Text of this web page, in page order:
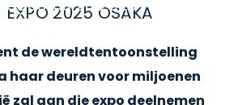
28 2023
EXPO 2025 OSAKA
de wereldtentoonstelling
haar deuren voor miljoenen
zal aan die expo deelnemen